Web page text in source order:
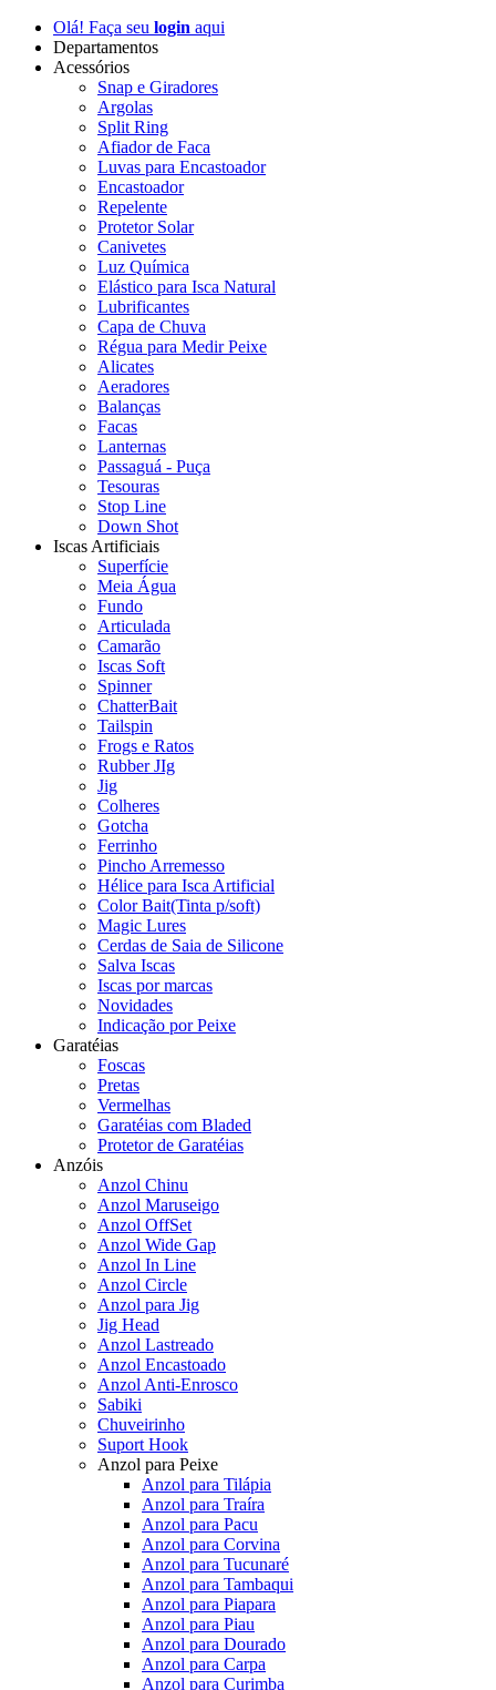
Olá! Faça seu login aqui
Departamentos
Acessórios
Snap e Giradores
Argolas
Split Ring
Afiador de Faca
Luvas para Encastoador
Encastoador
Repelente
Protetor Solar
Canivetes
Luz Química
Elástico para Isca Natural
Lubrificantes
Capa de Chuva
Régua para Medir Peixe
Alicates
Aeradores
Balanças
Facas
Lanternas
Passaguá - Puça
Tesouras
Stop Line
Down Shot
Iscas Artificiais
Superfície
Meia Água
Fundo
Articulada
Camarão
Iscas Soft
Spinner
ChatterBait
Tailspin
Frogs e Ratos
Rubber JIg
Jig
Colheres
Gotcha
Ferrinho
Pincho Arremesso
Hélice para Isca Artificial
Color Bait(Tinta p/soft)
Magic Lures
Cerdas de Saia de Silicone
Salva Iscas
Iscas por marcas
Novidades
Indicação por Peixe
Garatéias
Foscas
Pretas
Vermelhas
Garatéias com Bladed
Protetor de Garatéias
Anzóis
Anzol Chinu
Anzol Maruseigo
Anzol OffSet
Anzol Wide Gap
Anzol In Line
Anzol Circle
Anzol para Jig
Jig Head
Anzol Lastreado
Anzol Encastoado
Anzol Anti-Enrosco
Sabiki
Chuveirinho
Suport Hook
Anzol para Peixe
Anzol para Tilápia
Anzol para Traíra
Anzol para Pacu
Anzol para Corvina
Anzol para Tucunaré
Anzol para Tambaqui
Anzol para Piapara
Anzol para Piau
Anzol para Dourado
Anzol para Carpa
Anzol para Curimba